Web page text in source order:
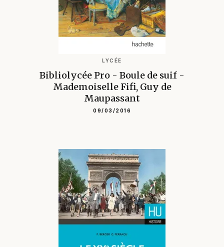
LYCÉE
Bibliolycée Pro - Boule de suif -
Mademoiselle Fifi, Guy de
Maupassant
09/03/2016